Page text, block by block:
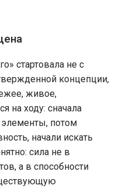
стартовала не с
концепции,
живое,
на ходу: сначала
элементы, потом
начали искать
сила не в
а в способности